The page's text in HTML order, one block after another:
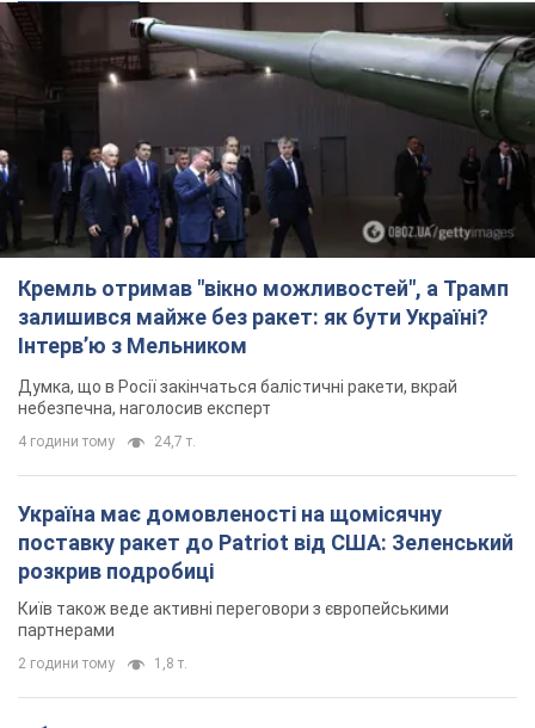
Кремль отримав "вікно можливостей", а Трамп
залишився майже без ракет: як бути Україні?
Інтерв’ю з Мельником
Думка, що в Росії закінчаться балістичні ракети, вкрай
небезпечна, наголосив експерт
4 години тому 24,7 т.
Україна має домовленості на щомісячну
поставку ракет до Patriot від США: Зеленський
розкрив подробиці
Київ також веде активні переговори з європейськими
партнерами
2 години тому 1,8 т.